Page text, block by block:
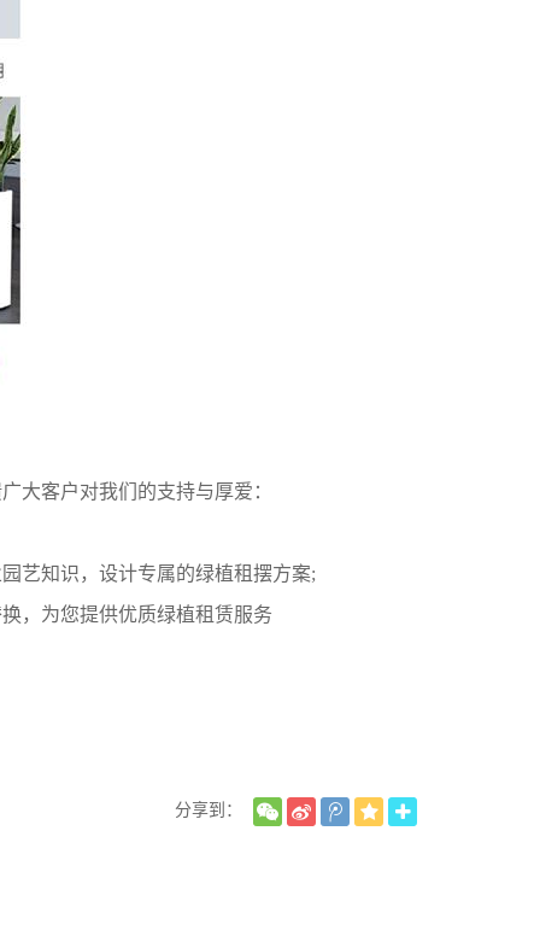
大客户对我们的支持与厚爱：
艺知识，设计专属的绿植租摆方案;
，为您提供优质绿植租赁服务
分享到：